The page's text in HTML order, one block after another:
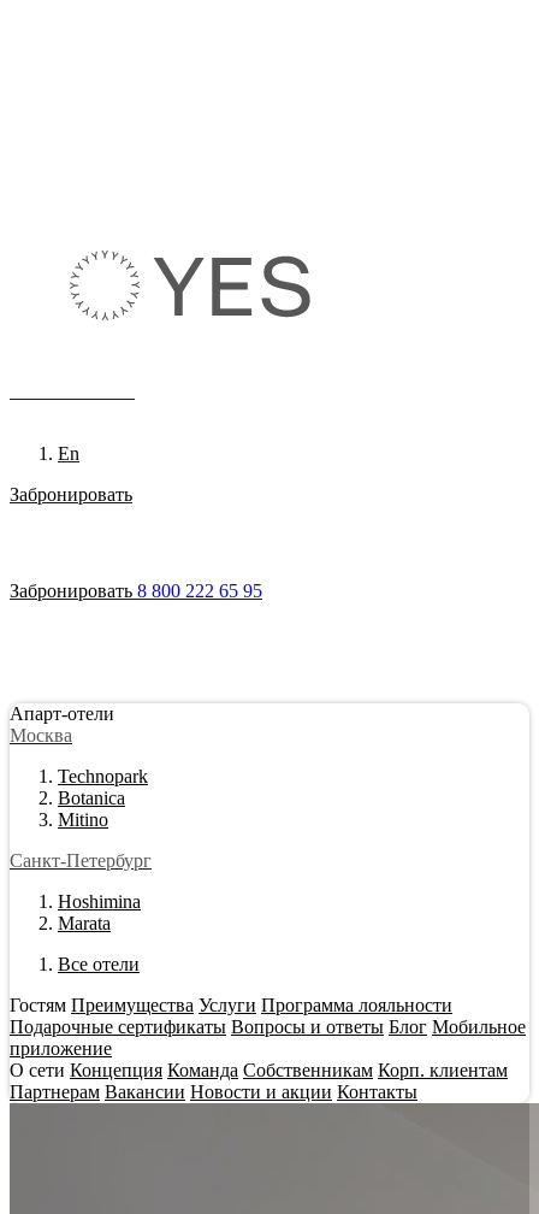
En
Забронировать
Забронировать 8 800 222 65 95
Апарт-отели
Москва
Technopark
Botanica
Mitino
Санкт-Петербург
Hoshimina
Marata
Все отели
Гостям Преимущества Услуги Программа лояльности
Подарочные сертификаты Вопросы и ответы Блог Мобильное
приложение
О сети Концепция Команда Собственникам Корп. клиентам
Партнерам Вакансии Новости и акции Контакты